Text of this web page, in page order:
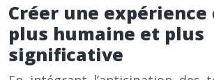
Créer une
plus humaine et plus
significative